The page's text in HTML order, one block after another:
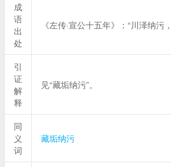
成
语
出
处
《左传·宣公十五年》：“川泽纳污
引
证
解
释
见“藏垢纳污”。
同
义
词
藏垢纳污